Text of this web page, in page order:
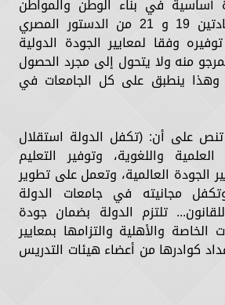
أساسية في بناء الوطن والمواطن
مشيرة إلى أن المادتين 19 و 21 من الدستور المصري
وفقا لمعايير الجودة الدولية
منه ولا يتحول إلى مجرد الحصول
ينطبق على كل الجامعات في
"المادة (۲۱) تنص على أن: (تكفل الدولة استقلال
واللغوية، وتوفير التعليم
الجودة العالمية، وتعمل على تطوير
مجانيته في جامعات الدولة
تلتزم الدولة بضمان جودة
الخاصة والأهلية والتزامها بمعايير
كوادرها من أعضاء هيئات التدريس